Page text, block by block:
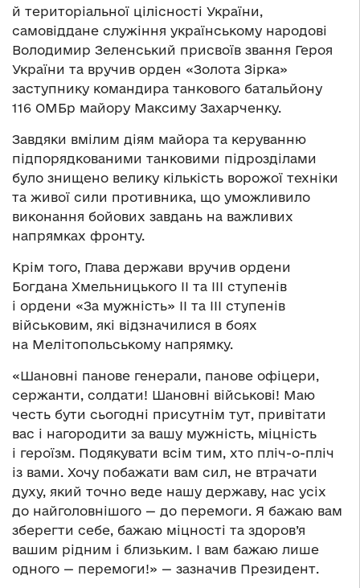
й територіальної цілісності України,
самовіддане служіння українському народові
Володимир Зеленський присвоїв звання Героя
України та вручив орден «Золота Зірка»
заступнику командира танкового батальйону
116 ОМБр майору Максиму Захарченку.
Завдяки вмілим діям майора та керуванню
підпорядкованими танковими підрозділами
було знищено велику кількість ворожої техніки
та живої сили противника, що уможливило
виконання бойових завдань на важливих
напрямках фронту.
Крім того, Глава держави вручив ордени
Богдана Хмельницького ІІ та ІІІ ступенів
і ордени «За мужність» ІІ та ІІІ ступенів
військовим, які відзначилися в боях
на Мелітопольському напрямку.
«Шановні панове генерали, панове офіцери,
сержанти, солдати! Шановні військові! Маю
честь бути сьогодні присутнім тут, привітати
вас і нагородити за вашу мужність, міцність
і героїзм. Подякувати всім тим, хто пліч-о-пліч
із вами. Хочу побажати вам сил, не втрачати
духу, який точно веде нашу державу, нас усіх
до найголовнішого — до перемоги. Я бажаю вам
зберегти себе, бажаю міцності та здоров’я
вашим рідним і близьким. І вам бажаю лише
одного — перемоги!» — зазначив Президент.